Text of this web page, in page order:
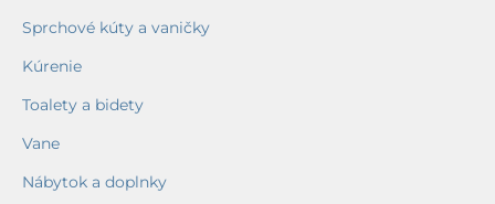
Sprchové kúty a vaničky
Kúrenie
Toalety a bidety
Vane
Nábytok a doplnky